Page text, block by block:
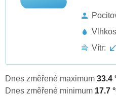
Vítr:
Dnes změřené maximum 33.4
Dnes změřené minimum 17.7